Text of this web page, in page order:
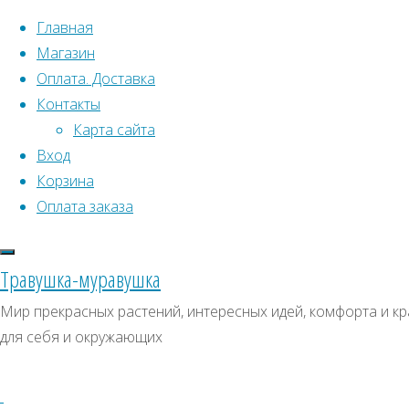
Перейти к содержимому
Главная
Магазин
Оплата. Доставка
Контакты
Карта сайта
Вход
Корзина
Оплата заказа
Травушка-муравушка
Мир прекрасных растений, интересных идей, комфорта и
для себя и окружающих
Что искать:
Поиск
комнатных
растенийДекоративнолистные Страница
4
Искать:
СКИДКИ, АКЦИИ
Категории магазина